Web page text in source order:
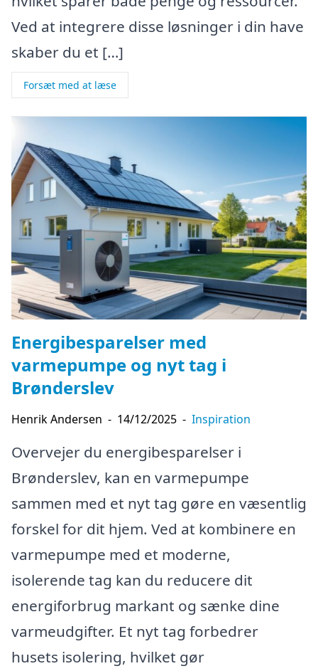
Ved at integrere disse løsninger i din have
skaber du et […]
Forsæt med at læse
Energibesparelser med
varmepumpe og nyt tag i
Brønderslev
Henrik Andersen - 14/12/2025 - Inspiration
Overvejer du energibesparelser i
Brønderslev, kan en varmepumpe
sammen med et nyt tag gøre en væsentlig
forskel for dit hjem. Ved at kombinere en
varmepumpe med et moderne,
isolerende tag kan du reducere dit
energiforbrug markant og sænke dine
varmeudgifter. Et nyt tag forbedrer
husets isolering, hvilket gør